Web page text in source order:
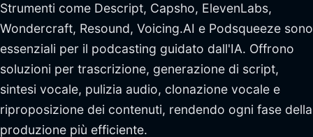
Strumenti come Descript, Capsho, ElevenLabs,
Wondercraft, Resound, Voicing.AI e Podsqueeze sono
essenziali per il podcasting guidato dall'IA. Offrono
soluzioni per trascrizione, generazione di script,
sintesi vocale, pulizia audio, clonazione vocale e
riproposizione dei contenuti, rendendo ogni fase della
produzione più efficiente.